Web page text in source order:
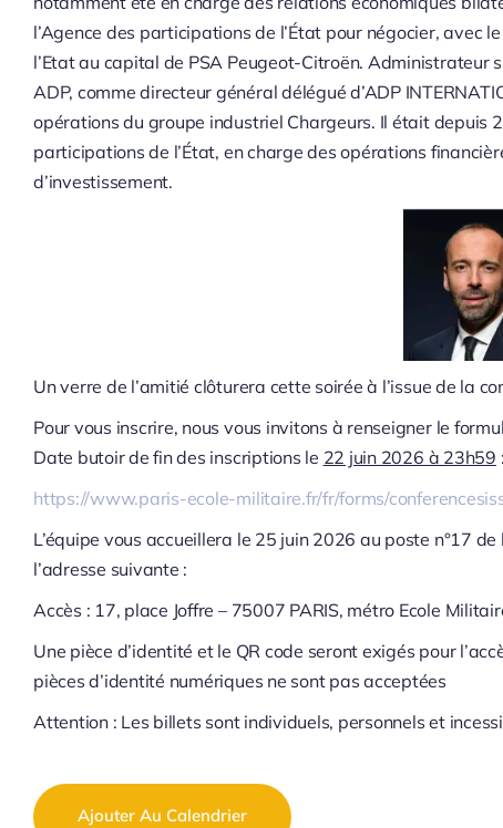
l’Agence des participations de l’État pour négocier, avec
l’Etat au capital de PSA Peugeot-Citroën. Administrateur
ADP, comme directeur général délégué d’ADP
opérations du groupe industriel Chargeurs. Il était depuis
participations de l’État, en charge des opérations
d’investissement.
Un verre de l’amitié clôturera cette soirée à l’issue de la
Pour vous inscrire, nous vous invitons à renseigner le
Date butoir de fin des inscriptions le 22 juin 2026 à 23h59 :
https://www.paris-ecole-militaire.fr/fr/forms/
L’équipe vous accueillera le 25 juin 2026 au poste n°17
l’adresse suivante :
Accès : 17, place Joffre – 75007 PARIS, métro Ecole
Une pièce d’identité et le QR code seront exigés pour
pièces d’identité numériques ne sont pas acceptées
Attention : Les billets sont individuels, personnels et
Ajouter Au Calendrier